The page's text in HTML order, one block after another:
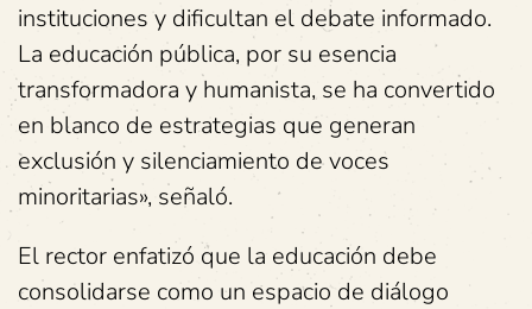
instituciones y dificultan el debate informado.
La educación pública, por su esencia
transformadora y humanista, se ha convertido
en blanco de estrategias que generan
exclusión y silenciamiento de voces
minoritarias», señaló.
El rector enfatizó que la educación debe
consolidarse como un espacio de diálogo